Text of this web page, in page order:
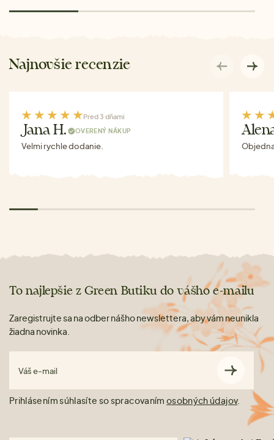
Najnovšie recenzie
Pred 3 dňami
Jana H. OVERENÝ NÁKUP
Velmi rychle dodanie.
To najlepšie z Green Butiku do vášho e-mailu
Zaregistrujte sa na odber nášho newslettera, aby vám neunikla
žiadna novinka.
Váš e-mail
Prihlásením súhlasíte so spracovaním osobných údajov.